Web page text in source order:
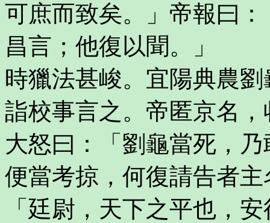
可庶而致矣。」帝報曰
昌言；他復以聞。」
時獵法甚峻。宜陽典農
詣校事言之。帝匿京名
大怒曰：「劉龜當死，
便當考掠，何復請告者
「廷尉，天下之平也，